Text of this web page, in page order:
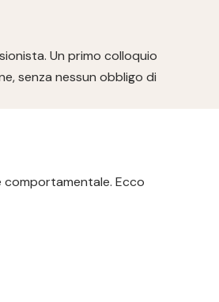
Un primo colloquio
senza nessun obbligo di
Ecco